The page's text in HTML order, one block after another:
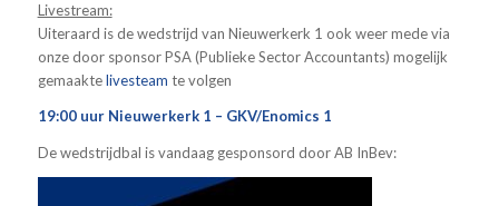
Livestream:
Uiteraard is de wedstrijd van Nieuwerkerk 1 ook weer mede via
onze door sponsor PSA (Publieke Sector Accountants) mogelijk
gemaaktelivesteam te volgen
19:00 uur Nieuwerkerk 1 – GKV/Enomics 1
De wedstrijdbal is vandaag gesponsord door AB InBev: